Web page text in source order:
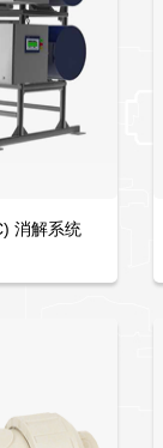
消解系统